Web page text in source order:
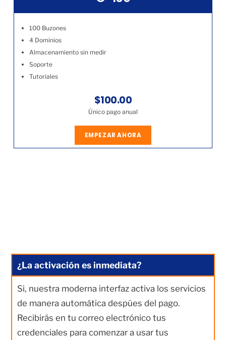
100 Buzones
4 Dominios
Almacenamiento sin medir
Soporte
Tutoriales
$100.00
Único pago anual
EMPEZAR AHORA
¿La activación es inmediata?
Si, nuestra moderna interfaz activa los servicios
de manera automática despúes del pago.
Recibirás en tu correo electrónico tus
credenciales para comenzar a usar tus